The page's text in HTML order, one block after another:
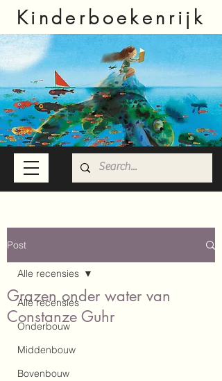
Kinderboekenrijk
Post
Alle recensies
Onderbouw
Middenbouw
Bovenbouw
Alle recensies
Grazen onder water van
Constanze Guhr